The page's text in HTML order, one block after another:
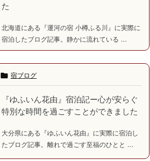
た
北海道にある『運河の宿 小樽ふる川』に実際に
宿泊したブログ記事。静かに流れている ...
 宿ブログ
『ゆふいん花由』宿泊記ー心が安らぐ
特別な時間を過ごすことができました
大分県にある『ゆふいん花由』に実際に宿泊し
たブログ記事。離れで過ごす至福のひとと ...